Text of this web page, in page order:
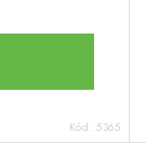
Kód: 5365